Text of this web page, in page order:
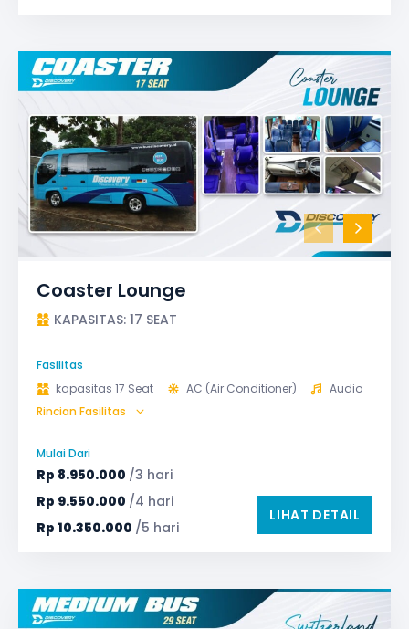
Coaster Lounge
KAPASITAS: 17 SEAT
Fasilitas
kapasitas 17 Seat
AC (Air Conditioner)
Audio
GPS
Microphone untuk karaoke
TV LED & Android System
Rincian Fasilitas
Mulai Dari
Rp 8.950.000 /3 hari
Rp 9.550.000 /4 hari
Rp 10.350.000 /5 hari
LIHAT DETAIL